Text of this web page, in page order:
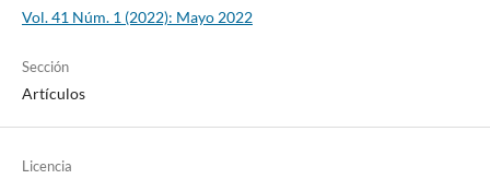
Vol. 41 Núm. 1 (2022): Mayo 2022
Sección
Artículos
Licencia